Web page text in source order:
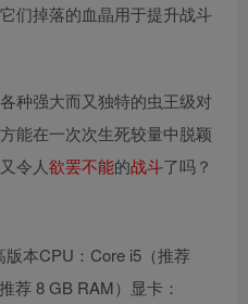
们掉落的血晶用于提升战斗
种强大而又独特的虫王级对
能在一次次生死较量中脱颖
令人欲罢不能的战斗了吗？
本CPU：Core i5（推荐
荐 8 GB RAM）显卡：